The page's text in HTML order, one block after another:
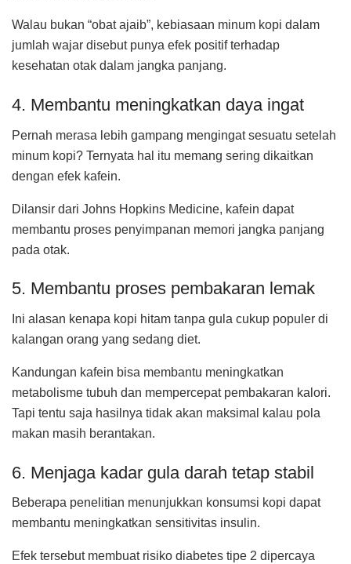
Walau bukan “obat ajaib”, kebiasaan minum kopi dalam
jumlah wajar disebut punya efek positif terhadap
kesehatan otak dalam jangka panjang.
4. Membantu meningkatkan daya ingat
Pernah merasa lebih gampang mengingat sesuatu setelah
minum kopi? Ternyata hal itu memang sering dikaitkan
dengan efek kafein.
Dilansir dari Johns Hopkins Medicine, kafein dapat
membantu proses penyimpanan memori jangka panjang
pada otak.
5. Membantu proses pembakaran lemak
Ini alasan kenapa kopi hitam tanpa gula cukup populer di
kalangan orang yang sedang diet.
Kandungan kafein bisa membantu meningkatkan
metabolisme tubuh dan mempercepat pembakaran kalori.
Tapi tentu saja hasilnya tidak akan maksimal kalau pola
makan masih berantakan.
6. Menjaga kadar gula darah tetap stabil
Beberapa penelitian menunjukkan konsumsi kopi dapat
membantu meningkatkan sensitivitas insulin.
Efek tersebut membuat risiko diabetes tipe 2 dipercaya